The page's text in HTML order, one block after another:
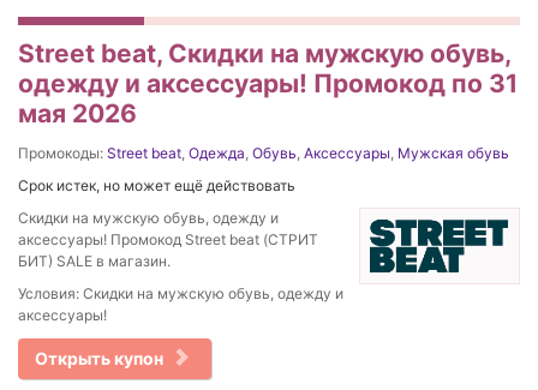
Street beat, Скидки на мужскую обувь,
одежду и аксессуары! Промокод по 31
мая 2026
Промокоды: Street beat, Одежда, Обувь, Аксессуары, Мужская обувь
Срок истек, но может ещё действовать
Скидки на мужскую обувь, одежду и
аксессуары! Промокод Street beat (СТРИТ
БИТ) SALE в магазин.
Условия: Скидки на мужскую обувь, одежду и
аксессуары!
Открыть купон